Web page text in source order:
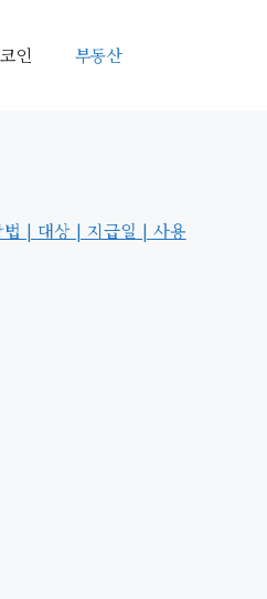
코인 부동산
| 대상 | 지급일 | 사용